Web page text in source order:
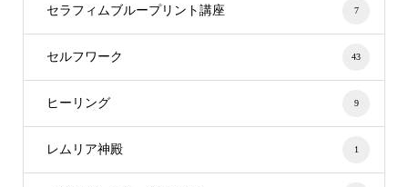
セラフィムブループリント講座 7
セルフワーク 43
ヒーリング 9
レムリア神殿 1